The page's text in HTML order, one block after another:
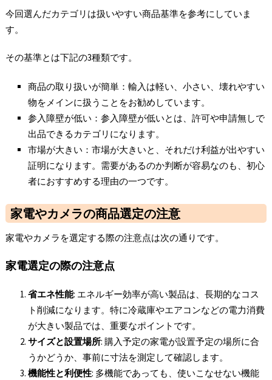
今回選んだカテゴリは扱いやすい商品基準を参考にしていま
す。
その基準とは下記の3種類です。
商品の取り扱いが簡単：輸入は軽い、小さい、壊れやすい
物をメインに扱うことをお勧めしています。
参入障壁が低い：参入障壁が低いとは、許可や申請無しで
出品できるカテゴリになります。
市場が大きい：市場が大きいと、それだけ利益が出やすい
証明になります。需要があるのか判断が容易なのも、初心
者におすすめする理由の一つです。
家電やカメラの商品選定の注意
家電やカメラを選定する際の注意点は次の通りです。
家電選定の際の注意点
省エネ性能: エネルギー効率が高い製品は、長期的なコス
ト削減になります。特に冷蔵庫やエアコンなどの電力消費
が大きい製品では、重要なポイントです。
サイズと設置場所: 購入予定の家電が設置予定の場所に合
うかどうか、事前に寸法を測定して確認します。
機能性と利便性: 多機能であっても、使いこなせない機能